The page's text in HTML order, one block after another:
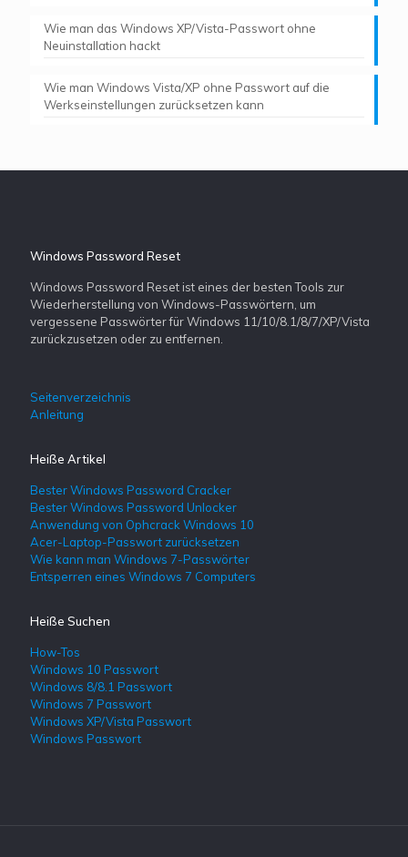
Wie man das Windows XP/Vista-Passwort ohne
Neuinstallation hackt
Wie man Windows Vista/XP ohne Passwort auf die
Werkseinstellungen zurücksetzen kann
Windows Password Reset
Windows Password Reset ist eines der besten Tools zur
Wiederherstellung von Windows-Passwörtern, um
vergessene Passwörter für Windows 11/10/8.1/8/7/XP/Vista
zurückzusetzen oder zu entfernen.
Seitenverzeichnis
Anleitung
Heiße Artikel
Bester Windows Password Cracker
Bester Windows Password Unlocker
Anwendung von Ophcrack Windows 10
Acer-Laptop-Passwort zurücksetzen
Wie kann man Windows 7-Passwörter
Entsperren eines Windows 7 Computers
Heiße Suchen
How-Tos
Windows 10 Passwort
Windows 8/8.1 Passwort
Windows 7 Passwort
Windows XP/Vista Passwort
Windows Passwort